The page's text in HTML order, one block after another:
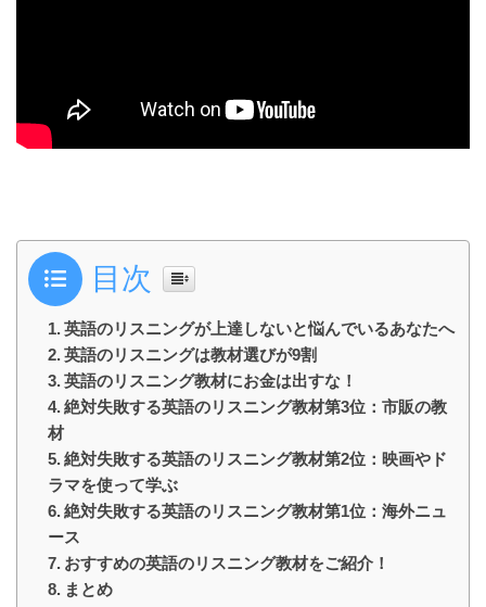
目次
英語のリスニングが上達しないと悩んでいるあなたへ
英語のリスニングは教材選びが9割
英語のリスニング教材にお金は出すな！
絶対失敗する英語のリスニング教材第3位：市販の教
材
絶対失敗する英語のリスニング教材第2位：映画やド
ラマを使って学ぶ
絶対失敗する英語のリスニング教材第1位：海外ニュ
ース
おすすめの英語のリスニング教材をご紹介！
まとめ